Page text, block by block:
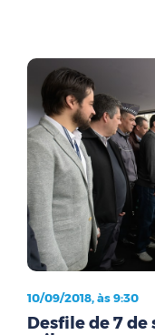
10/09/2018, às 9:30
Desfile de 7 de